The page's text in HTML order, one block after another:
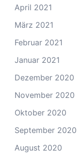
April 2021
März 2021
Februar 2021
Januar 2021
Dezember 2020
November 2020
Oktober 2020
September 2020
August 2020